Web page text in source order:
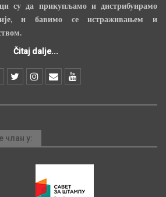
су да прикупљамо и дистрибуирамо
и бавимо се истраживањем и
Čitaj dalje...
члан у: